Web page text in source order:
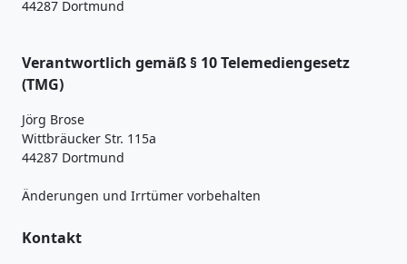
44287 Dortmund
Verantwortlich gemäß § 10 Telemediengesetz
(TMG)
Jörg Brose
Wittbräucker Str. 115a
44287 Dortmund
Änderungen und Irrtümer vorbehalten
Kontakt